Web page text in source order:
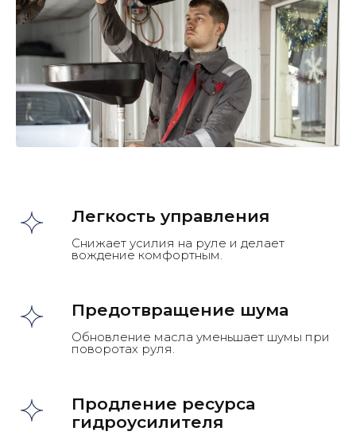
Легкость управления
Снижает усилия на руле и делает
вождение комфортным.
Предотвращение шума
Обновление масла уменьшает шумы при
поворотах руля.
Продление ресурса
гидроусилителя